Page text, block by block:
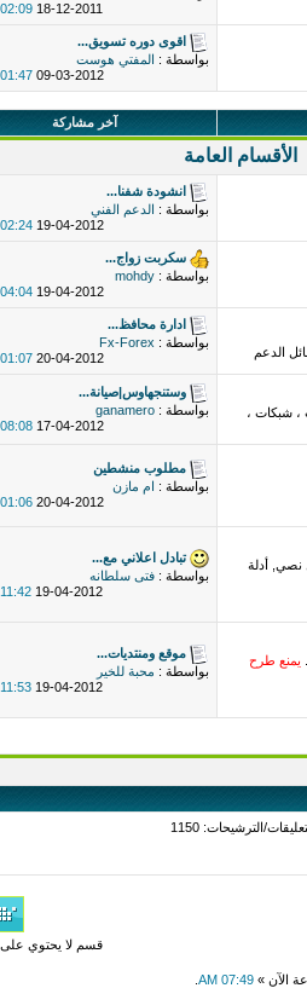
18-12-2011
02:09 PM
اقوى دوره تسويق...
بواسطة :
المفتي هوست
09-03-2012
01:47 AM
آخر مشاركة
الأقسام العامة
انشودة شفنا...
بواسطة :
الدعم الفني
19-04-2012
02:24 PM
سكربت زواج...
بواسطة : mohdy
19-04-2012
04:04 PM
الدعم
ادارة محافظ...
بواسطة : Fx-Forex
20-04-2012
01:07 AM
، شبكات ،
وستنجهاوس|صيانة...
بواسطة : ganamero
17-04-2012
08:08 AM
مطلوب منشطين
بواسطة :
ام مازن
20-04-2012
01:06 AM
نصي, أدلة
تبادل اعلاني مع...
بواسطة : فتى سلطانه
19-04-2012
11:42 PM
يمنع طرح
موقع ومنتديات...
بواسطة : محبة للخير
19-04-2012
11:53 AM
قسم لا يحتوي
الآن » 07:49 AM